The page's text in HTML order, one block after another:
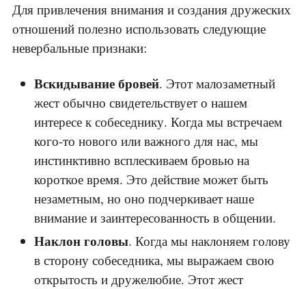
Для привлечения внимания и создания дружеских
отношений полезно использовать следующие
невербальные признаки:
Вскидывание бровей. Этот малозаметный
жест обычно свидетельствует о нашем
интересе к собеседнику. Когда мы встречаем
кого-то нового или важного для нас, мы
инстинктивно всплескиваем бровью на
короткое время. Это действие может быть
незаметным, но оно подчеркивает наше
внимание и заинтересованность в общении.
Наклон головы. Когда мы наклоняем голову
в сторону собеседника, мы выражаем свою
открытость и дружелюбие. Этот жест